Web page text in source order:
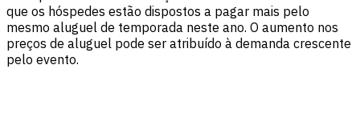
que os hóspedes estão dispostos a pagar mais pelo
mesmo aluguel de temporada neste ano. O aumento nos
preços de aluguel pode ser atribuído à demanda crescente
pelo evento.